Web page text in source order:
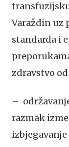
Varaždin uz
standarda i
zdravstvo
–
razmak